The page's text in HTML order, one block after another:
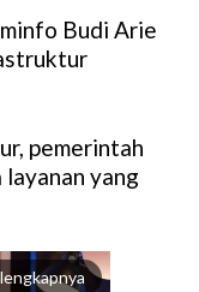
Budi Arie
pemerintah
yang